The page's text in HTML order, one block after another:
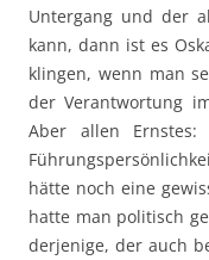
Untergang und der
kann, dann ist es
klingen, wenn man
der Verantwortung
Aber allen
hätte noch eine
hatte man politisch
derjenige, der auch